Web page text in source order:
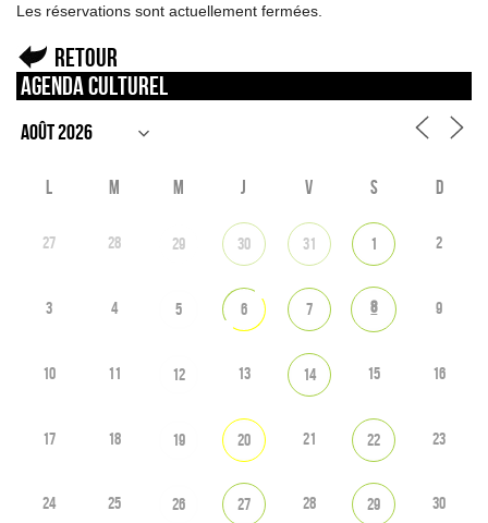
Les réservations sont actuellement fermées.
Retour
Agenda culturel
L M M J V S D
27 28 29 30 31 1 2
3 4 5 6 7 8 9
10 11 12 13 14 15 16
17 18 19 20 21 22 23
24 25 26 27 28 29 30